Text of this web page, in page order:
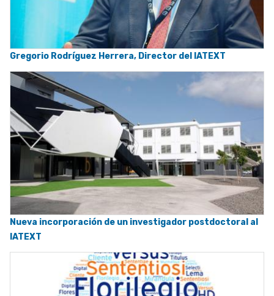
Gregorio Rodríguez Herrera, Director del IATEXT
Nueva incorporación de un investigador postdoctoral al
IATEXT